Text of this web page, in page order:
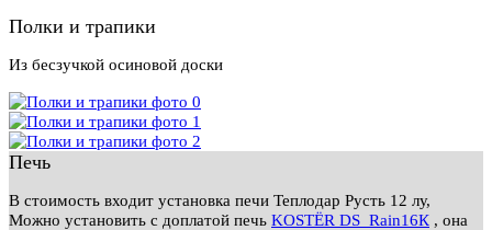
Полки и трапики
Из бесзучкой осиновой доски
Печь
В стоимость входит установка печи Теплодар Русть 12 лу,
Можно установить с доплатой печь KOSTЁR DS_Rain16К , она